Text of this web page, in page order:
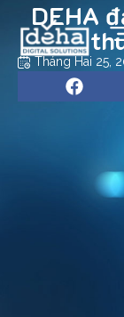
DEHA
Tháng Hai 25,